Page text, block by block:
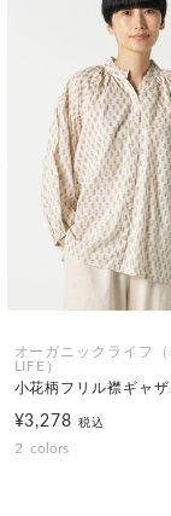
オーガニックライフ
LIFE）
小花柄フリル襟ギャ
¥3,278税込
2 colors